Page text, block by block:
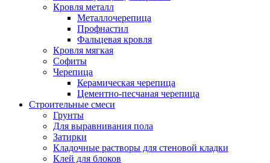
Кровля металл
Металлочерепица
Профнастил
Фальцевая кровля
Кровля мягкая
Софиты
Черепица
Керамическая черепица
Цементно-песчаная черепица
Строительные смеси
Грунты
Для выравнивания пола
Затирки
Кладочные растворы для стеновой кладки
Клей для блоков